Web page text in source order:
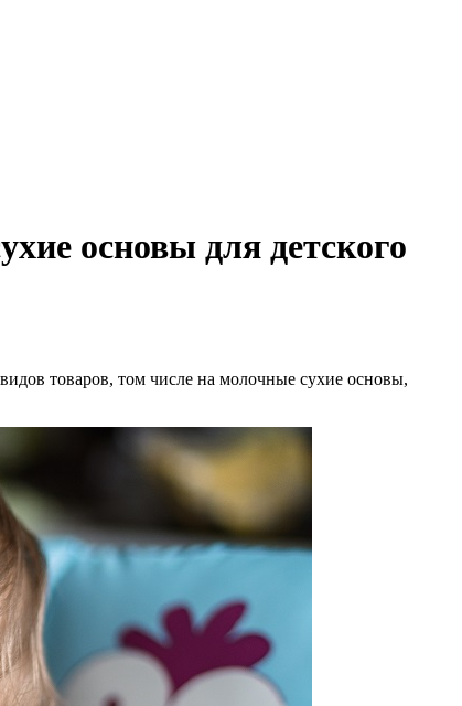
основы для детского
товаров, том числе на молочные сухие основы,